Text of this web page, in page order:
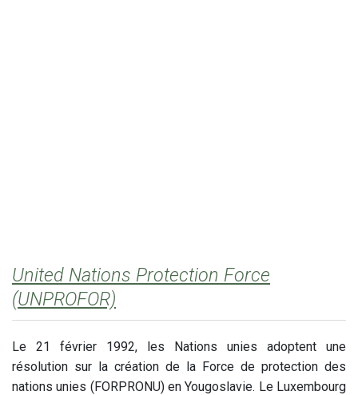
United Nations Protection Force
(UNPROFOR)
Le 21 février 1992, les Nations unies adoptent une
résolution sur la création de la Force de protection des
nations unies (FORPRONU) en Yougoslavie. Le Luxembourg